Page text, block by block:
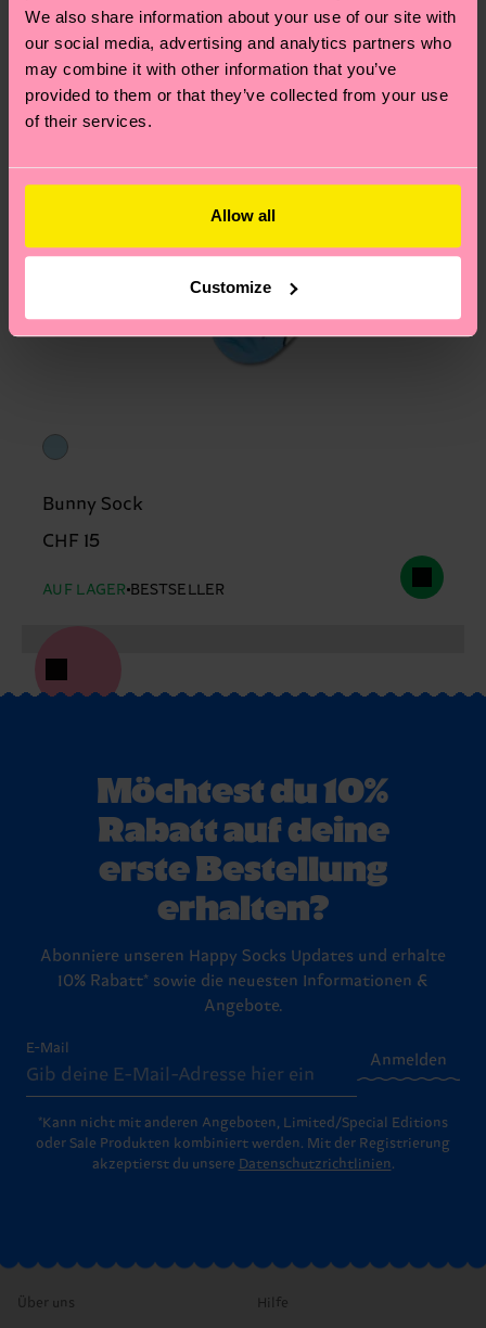
We also share information about your use of our site with
our social media, advertising and analytics partners who
may combine it with other information that you’ve
provided to them or that they’ve collected from your use
of their services.
Allow all
Customize
am häufigsten gestellten Fragen.
Bunny Sock
CHF 15
AUF LAGER BESTSELLER
Möchtest du 10%
Rabatt auf deine
erste Bestellung
erhalten?
Abonniere unseren Happy Socks Updates und erhalte
10% Rabatt* sowie die neuesten Informationen &
Angebote.
E-Mail
Anmelden
*Kann nicht mit anderen Angeboten, Limited/Special Editions
oder Sale Produkten kombiniert werden. Mit der Registrierung
akzeptierst du unsere Datenschutzrichtlinien.
Über uns Hilfe